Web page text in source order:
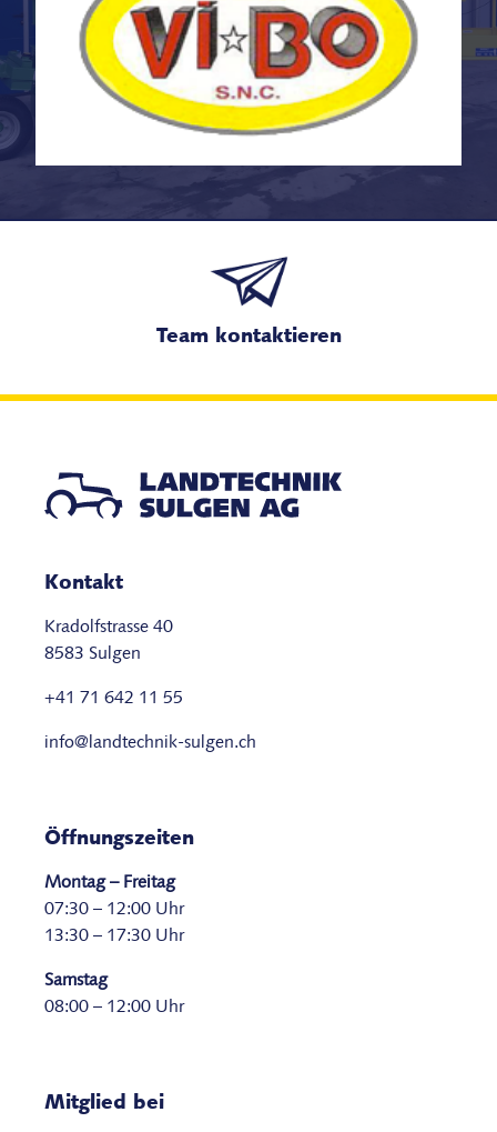
Team kontaktieren
Kontakt
Kradolfstrasse 40
8583 Sulgen
+41 71 642 11 55
info@landtechnik-sulgen.ch
Öffnungszeiten
Montag – Freitag
07:30 – 12:00 Uhr
13:30 – 17:30 Uhr
Samstag
08:00 – 12:00 Uhr
Mitglied bei